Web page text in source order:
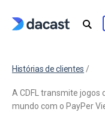
Histórias de clientes /
A CDFL transmite
mundo com o PayPer